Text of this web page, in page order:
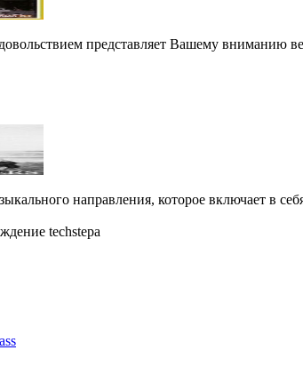
представляет Вашему вниманию
направления, которое включает в
techstepа